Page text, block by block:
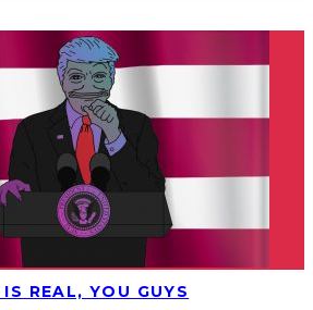
REAL, YOU GUYS